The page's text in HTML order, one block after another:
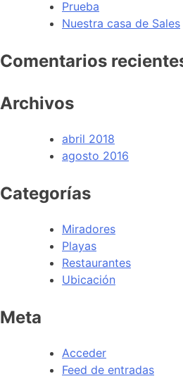
Prueba
Nuestra casa de Sales
Comentarios
Archivos
abril 2018
agosto 2016
Categorías
Miradores
Playas
Restaurantes
Ubicación
Meta
Acceder
Feed de entradas